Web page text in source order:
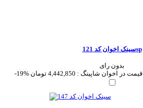
سینک اخوان کد 121sp
بدون رای
-19%
قیمت در اخوان شاپینگ : 4,442,850 تومان